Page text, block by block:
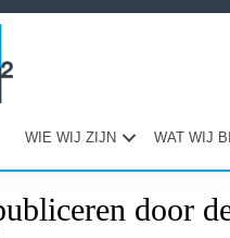
WIE WIJ ZIJN WAT WIJ
door